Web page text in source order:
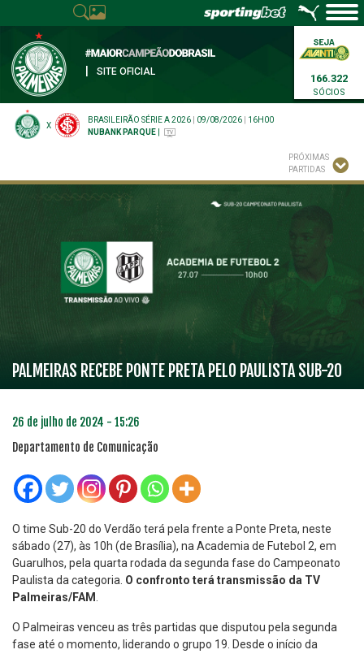
SITE OFICIAL
166.322
SÓCIOS
X
BRASILEIRÃO SÉRIE A 2026 09/08/2026
16H00
NUBANK PARQUE
PRÓXIMAS
PARTIDAS
PALMEIRAS RECEBE PONTE PRETA PELO PAULISTA SUB-20
26 de julho de 2024 - 15:26
Departamento de Comunicação
O time Sub-20 do Verdão terá pela frente a Ponte Preta, neste
sábado (27), às 10h (de Brasília), na Academia de Futebol 2, em
Guarulhos, pela quarta rodada da segunda fase do Campeonato
Paulista da categoria. O confronto terá transmissão da TV
Palmeiras/FAM
O Palmeiras venceu as três partidas que disputou pela segunda
fase até o momento, liderando o grupo 19. Desde o início da